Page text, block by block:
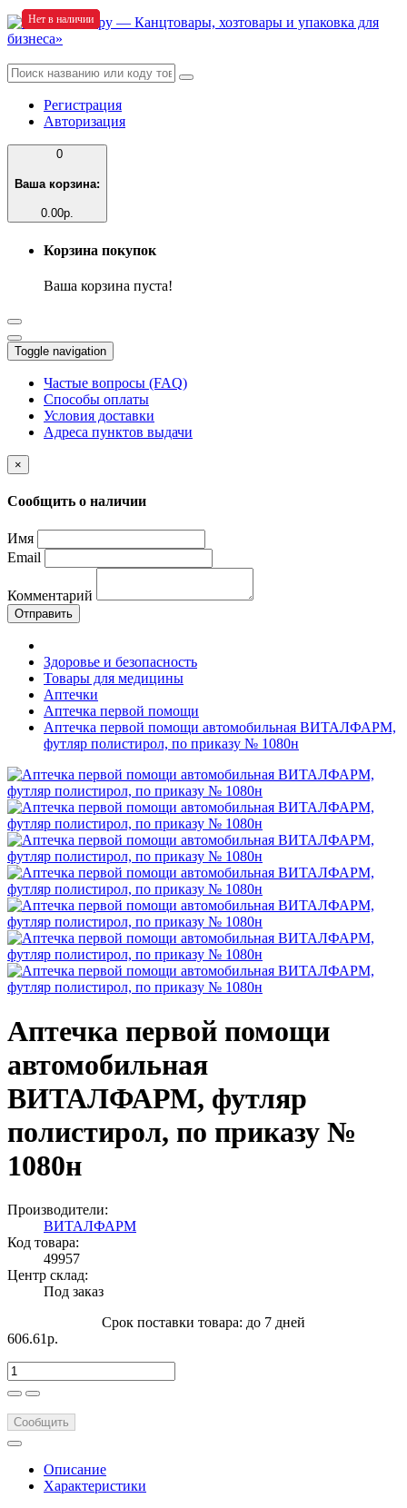
Регистрация
Авторизация
0
Ваша корзина:
0.00р.
Корзина покупок
Ваша корзина пуста!
Toggle navigation
Частые вопросы (FAQ)
Способы оплаты
Условия доставки
Адреса пунктов выдачи
×
Сообщить о наличии
Имя
Email
Комментарий
Отправить
Здоровье и безопасность
Товары для медицины
Аптечки
Аптечка первой помощи
Аптечка первой помощи автомобильная ВИТАЛФАРМ,
футляр полистирол, по приказу № 1080н
Аптечка первой помощи
автомобильная
ВИТАЛФАРМ, футляр
полистирол, по приказу №
1080н
Производители:
ВИТАЛФАРМ
Код товара:
49957
Центр склад:
Под заказ
Срок поставки товара: до 7 дней
606.61р.
Сообщить
Описание
Характеристики
Нет в наличии
Нет в наличии
Нет в наличии